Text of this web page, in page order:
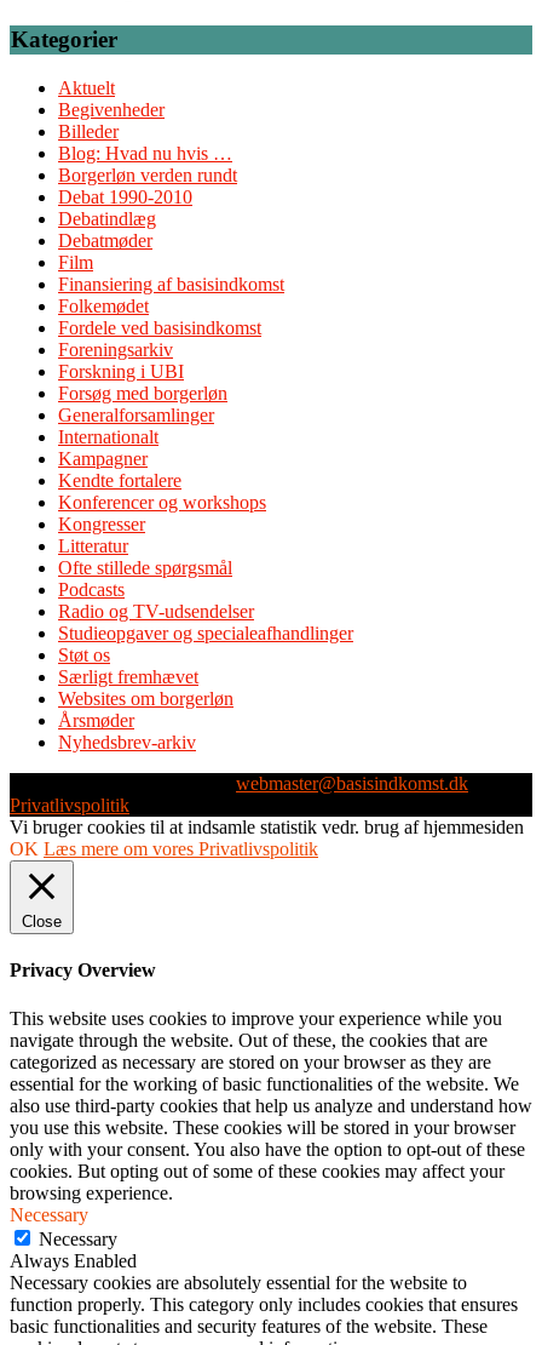
Kategorier
Aktuelt
Begivenheder
Billeder
Blog: Hvad nu hvis …
Borgerløn verden rundt
Debat 1990-2010
Debatindlæg
Debatmøder
Film
Finansiering af basisindkomst
Folkemødet
Fordele ved basisindkomst
Foreningsarkiv
Forskning i UBI
Forsøg med borgerløn
Generalforsamlinger
Internationalt
Kampagner
Kendte fortalere
Konferencer og workshops
Kongresser
Litteratur
Ofte stillede spørgsmål
Podcasts
Radio og TV-udsendelser
Studieopgaver og specialeafhandlinger
Støt os
Særligt fremhævet
Websites om borgerløn
Årsmøder
Nyhedsbrev-arkiv
webmaster@basisindkomst.dk
Privatlivspolitik
Vi bruger cookies til at indsamle statistik vedr. brug af hjemmesiden
OK Læs mere om vores Privatlivspolitik
Close
Privacy Overview
This website uses cookies to improve your experience while you
navigate through the website. Out of these, the cookies that are
categorized as necessary are stored on your browser as they are
essential for the working of basic functionalities of the website. We
also use third-party cookies that help us analyze and understand how
you use this website. These cookies will be stored in your browser
only with your consent. You also have the option to opt-out of these
cookies. But opting out of some of these cookies may affect your
browsing experience.
Necessary
Necessary
Always Enabled
Necessary cookies are absolutely essential for the website to
function properly. This category only includes cookies that ensures
basic functionalities and security features of the website. These